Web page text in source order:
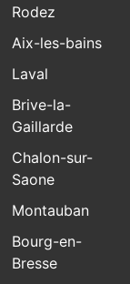
Rodez
Aix-les-bains
Laval
Brive-la-
Gaillarde
Chalon-sur-
Saone
Montauban
Bourg-en-
Bresse